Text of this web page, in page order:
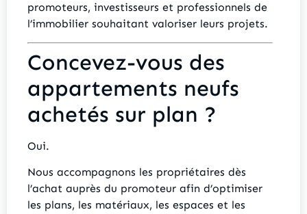
promoteurs, investisseurs et professionnels de
l’immobilier souhaitant valoriser leurs projets.
Concevez-vous des
appartements neufs
achetés sur plan ?
Oui.
Nous accompagnons les propriétaires dès
l’achat auprès du promoteur afin d’optimiser
les plans, les matériaux, les espaces et les